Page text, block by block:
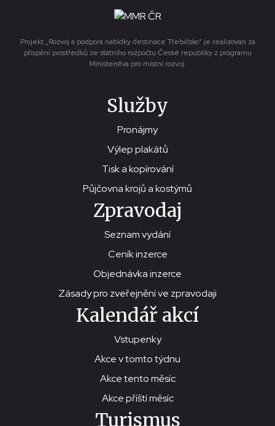
Projekt „Rozvoj a podpora nabídky destinace Třebíčsko“ je realizován za
přispění prostředků ze státního rozpočtu České republiky z programu
Ministerstva pro místní rozvoj.
Služby
Pronájmy
Výlep plakátů
Tisk a kopírování
Půjčovna krojů a kostýmů
Zpravodaj
Seznam vydání
Ceník inzerce
Objednávka inzerce
Zásady pro zveřejnění ve zpravodaji
Kalendář akcí
Vstupenky
Akce v tomto týdnu
Akce tento měsíc
Akce příští měsíc
Turismus